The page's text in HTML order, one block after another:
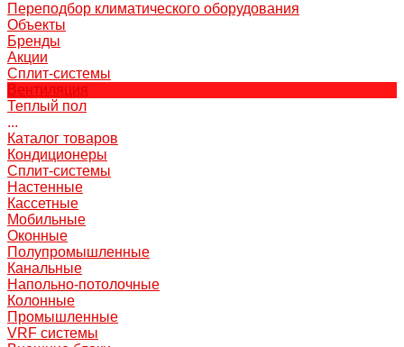
Переподбор климатического оборудования
Объекты
Бренды
Акции
Сплит-системы
Вентиляция
Теплый пол
...
Каталог товаров
Кондиционеры
Сплит-системы
Настенные
Кассетные
Мобильные
Оконные
Полупромышленные
Канальные
Напольно-потолочные
Колонные
Промышленные
VRF системы